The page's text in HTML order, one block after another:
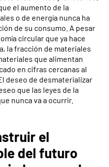
el aumento de la
o de energía nunca ha
de su consumo. A pesar
circular que ya hace
la fracción de materiales
que alimentan
en cifras cercanas al
deseo de desmaterializar
que las leyes de la
nunca va a ocurrir.
el
del futuro